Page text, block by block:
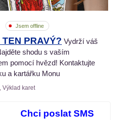
Jsem offline
PRAVÝ? Vydrží váš
shodu s vaším
pomocí hvězd! Kontaktujte
a kartářku Monu
Výklad karet
Chci poslat SMS